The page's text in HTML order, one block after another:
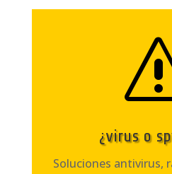
¿virus o
Soluciones antivirus,